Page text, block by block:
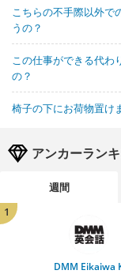
こちらの不手際以外で
うの？
この仕事ができる代わ
の？
椅子の下にお荷物置け
アンカーラン
週間
1
DMM Eikaiwa